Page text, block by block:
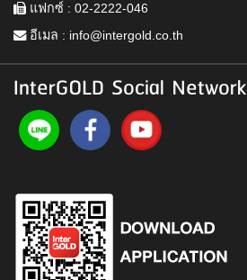
แฟกซ์ : 02-2222-046
อีเมล : info@intergold.co.th
InterGOLD Social Network